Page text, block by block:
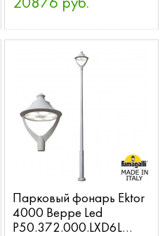
20876 руб.
Парковый фонарь Ektor
4000 Beppe Led
P50.372.000.LXD6L